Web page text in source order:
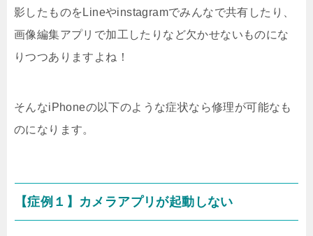
影したものをLineやinstagramでみんなで共有したり、
画像編集アプリで加工したりなど欠かせないものにな
りつつありますよね！
そんなiPhoneの以下のような症状なら修理が可能なも
のになります。
【症例１】カメラアプリが起動しない